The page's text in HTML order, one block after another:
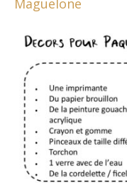
Maguelone